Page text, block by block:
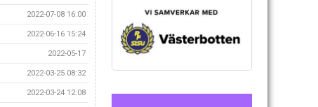
2022-07-08 16:00
2022-06-16 15:24
2022-05-17
2022-03-25 08:32
2022-03-24 12:08